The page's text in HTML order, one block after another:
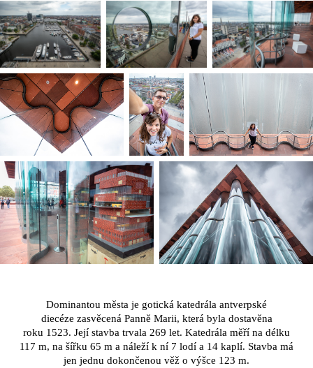
Dominantou města je gotická katedrála antverpské
diecéze zasvěcená Panně Marii, která byla dostavěna
roku 1523. Její stavba trvala 269 let. Katedrála měří na délku
117 m, na šířku 65 m a náleží k ní 7 lodí a 14 kaplí. Stavba má
jen jednu dokončenou věž o výšce 123 m.